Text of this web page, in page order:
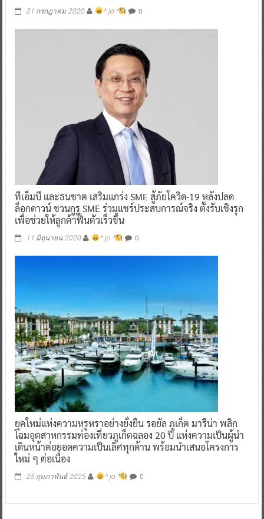
21 กรกฎาคม 2020 ^ jo ^ 0
ทีเอ็มบี และธนชาต เสริมแกร่ง SME สู้ภัยโควิด-19 หลังปลด
ล็อกดาวน์ ชวนกูรู SME ร่วมแชร์ประสบการณ์จริง ตั้งรับเชิงรุก
เพื่อช่วยให้ลูกค้าฟื้นตัวเร็วขึ้น
11 มิถุนายน 2020 ^ jo ^ 0
ยุคใหม่แห่งความหรูหราอย่างยั่งยืน รอยัล ภูเก็ต มารีน่า พลิก
โฉมอุตสาหกรรมท่องเที่ยวภูเก็ตฉลอง 20 ปี แห่งความเป็นผู้นำ
เดินหน้าต่อยอดความเป็นเลิศทุกด้าน พร้อมนำเสนอโครงการ
ใหม่ ๆ ต่อเนื่อง
25 กุมภาพันธ์ 2025 ^ jo ^ 0